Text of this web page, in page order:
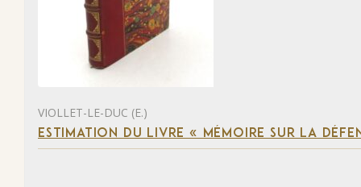
VIOLLET-LE-DUC (E.)
ESTIMATION DU LIVRE « MÉMOIRE SUR LA